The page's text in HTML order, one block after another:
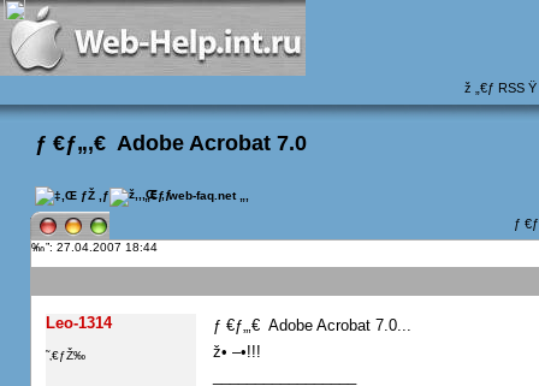
ž „€ƒ RSS Ÿ
ƒ €ƒ„‚€  Adobe Acrobat 7.0
 „€ƒ web-faq.net
ƒ
”: 27.04.2007 18:44
Leo-1314
˜‚€ƒŽ‰
ƒ €ƒ„‚€  Adobe Acrobat 7.0...
ž• –•!!!